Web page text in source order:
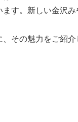
ます。新しい金沢
その魅力をご紹介